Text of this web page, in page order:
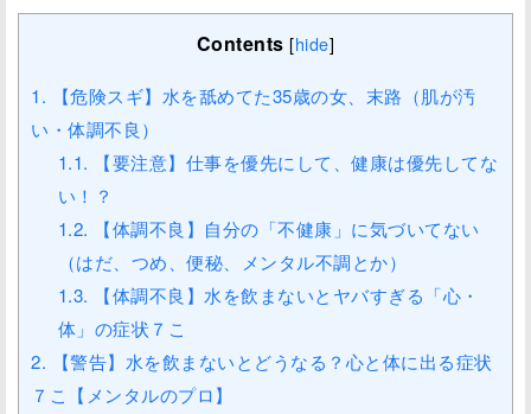
Contents [hide]
1. 【危険スギ】水を舐めてた35歳の女、末路（肌が汚
い・体調不良）
1.1. 【要注意】仕事を優先にして、健康は優先してな
い！？
1.2. 【体調不良】自分の「不健康」に気づいてない
（はだ、つめ、便秘、メンタル不調とか）
1.3. 【体調不良】水を飲まないとヤバすぎる「心・
体」の症状７こ
2. 【警告】水を飲まないとどうなる？心と体に出る症状
７こ【メンタルのプロ】